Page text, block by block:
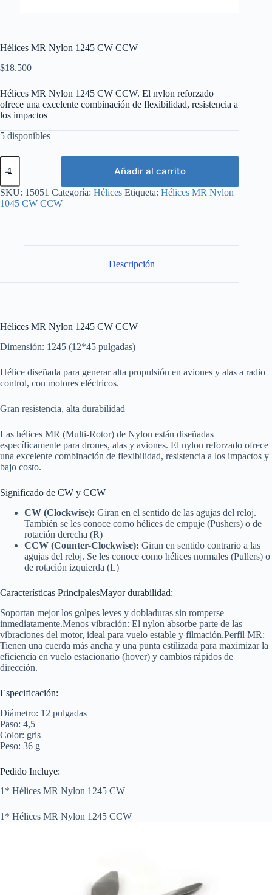
Hélices MR Nylon 1245 CW CCW
$18.500
Hélices MR Nylon 1245 CW CCW. El nylon reforzado
ofrece una excelente combinación de flexibilidad, resistencia a
los impactos
5 disponibles
Hélices
MR
1245
CW
Añadir al carrito
SKU: 15051 Categoría: Hélices Etiqueta: Hélices MR Nylon
1045 CW CCW
Descripción
Hélices MR Nylon 1245 CW CCW
Dimensión: 1245 (12*45 pulgadas)
Hélice diseñada para generar alta propulsión en aviones y alas a radio
control, con motores eléctricos.
Gran resistencia, alta durabilidad
Las hélices MR (Multi-Rotor) de Nylon están diseñadas
específicamente para drones, alas y aviones. El nylon reforzado ofrece
una excelente combinación de flexibilidad, resistencia a los impactos y
bajo costo.
Significado de CW y CCW
CW (Clockwise): Giran en el sentido de las agujas del reloj.
También se les conoce como hélices de empuje (Pushers) o de
rotación derecha (R)
CCW (Counter-Clockwise): Giran en sentido contrario a las
agujas del reloj. Se les conoce como hélices normales (Pullers) o
de rotación izquierda (L)
Características PrincipalesMayor durabilidad:
Soportan mejor los golpes leves y dobladuras sin romperse
inmediatamente.Menos vibración: El nylon absorbe parte de las
vibraciones del motor, ideal para vuelo estable y filmación.Perfil MR:
Tienen una cuerda más ancha y una punta estilizada para maximizar la
eficiencia en vuelo estacionario (hover) y cambios rápidos de
dirección.
Especificación:
Diámetro: 12 pulgadas
Paso: 4,5
Color: gris
Peso: 36 g
Pedido Incluye:
1* Hélices MR Nylon 1245 CW
1* Hélices MR Nylon 1245 CCW